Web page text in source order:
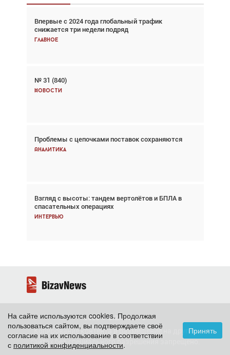
Впервые с 2024 года глобальный трафик
снижается три недели подряд
Главное
№ 31 (840)
Новости
Проблемы с цепочками поставок сохраняются
Аналитика
Взгляд с высоты: тандем вертолётов и БПЛА в
спасательных операциях
Интервью
Взгляд с высоты: тандем вертолётов и БПЛА в
спасательных операциях
Главное
Авиационный фотограф Дэйв Кох: «Фотография
говорит сама за себя... а ИИ всё портит»
Впервые с 2024 года глобальный трафик
снижается три недели подряд
Частный самолёт – это актив. Подходите к
покупке соответствующим образом
Интервью
2026 ©BizavNews
Копирование контента и размещение на других
сайтах без специального разрешения запрещено.
На сайте используются cookies. Продолжая
пользоваться сайтом, вы подтверждаете своё
согласие на их использование в соответствии
с политикой конфиденциальности.
Принять